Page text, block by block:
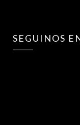
SEGUINOS